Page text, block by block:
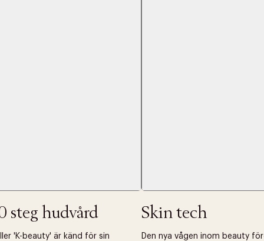
steg hudvård
'K-beauty' är känd för sin
Skin tech
Den nya vågen inom beauty